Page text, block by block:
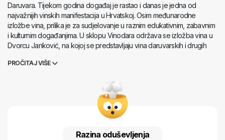
Daruvara. Tijekom godina događaj je rastao i danas je jedna od
najvažnijih vinskih manifestacija u Hrvatskoj. Osim međunarodne
izložbe vina, prilika je za sudjelovanje u raznim edukativnim, zabavnim
i kulturnim događanjima. U sklopu Vinodara održava se izložba vina u
Dvorcu Janković, na kojoj se predstavljaju vina daruvarskih i drugih
podruma, sajmovi tradicionalnih proizvoda i obrta, te brojni drugi
popularno odredište za turiste i lokalne stanovnike, kao prilika za
kušanje izvrsnih hrvatskih vina i upoznavanje s bogatom kulturnom i
povijesnom baštinom Daruvara.
PROČITAJ VIŠE
Razina oduševljenja